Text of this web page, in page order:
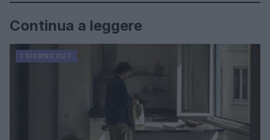
Continua a leggere
1 GIORNO OUT